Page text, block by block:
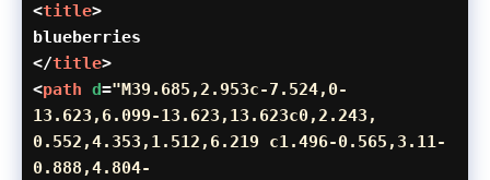
<title>
blueberries
</title>
<path d="M39.685,2.953c-7.524,0-
13.623,6.099-13.623,13.623c0,2.243,
0.552,4.353,1.512,6.219 c1.496-0.565,3.11-
0.888,4.804-